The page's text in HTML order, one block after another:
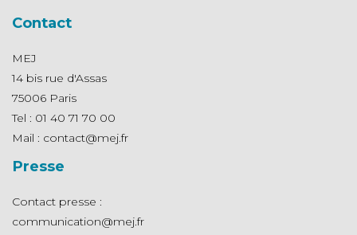
Contact
MEJ
14 bis rue d'Assas
75006 Paris
Tel : 01 40 71 70 00
Mail : contact@mej.fr
Presse
Contact presse :
communication@mej.fr